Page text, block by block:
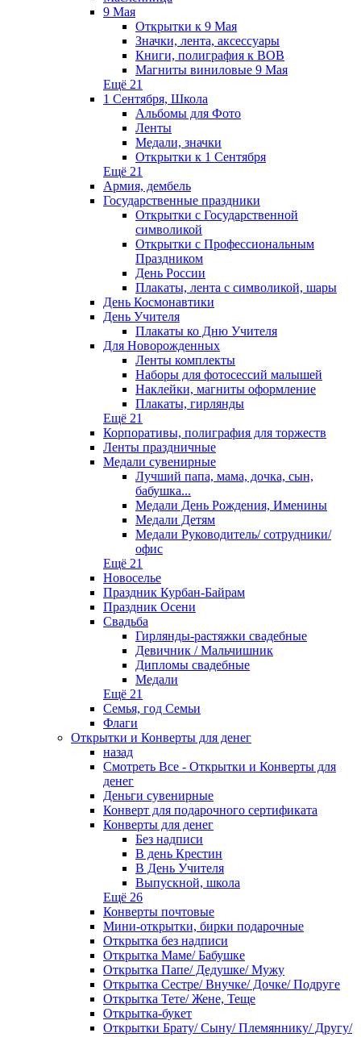
9 Мая
Открытки к 9 Мая
Значки, лента, аксессуары
Книги, полиграфия к ВОВ
Магниты виниловые 9 Мая
Ещё 21
1 Сентября, Школа
Альбомы для Фото
Ленты
Медали, значки
Открытки к 1 Сентября
Ещё 21
Армия, дембель
Государственные праздники
Открытки с Государственной
символикой
Открытки с Профессиональным
Праздником
День России
Плакаты, лента с символикой, шары
День Космонавтики
День Учителя
Плакаты ко Дню Учителя
Для Новорожденных
Ленты комплекты
Наборы для фотосессий малышей
Наклейки, магниты оформление
Плакаты, гирлянды
Ещё 21
Корпоративы, полиграфия для торжеств
Ленты праздничные
Медали сувенирные
Лучший папа, мама, дочка, сын,
бабушка...
Медали День Рождения, Именины
Медали Детям
Медали Руководитель/ сотрудники/
офис
Ещё 21
Новоселье
Праздник Курбан-Байрам
Праздник Осени
Свадьба
Гирлянды-растяжки свадебные
Девичник / Мальчишник
Дипломы свадебные
Медали
Ещё 21
Семья, год Семьи
Флаги
Открытки и Конверты для денег
назад
Смотреть Все - Открытки и Конверты для
денег
Деньги сувенирные
Конверт для подарочного сертификата
Конверты для денег
Без надписи
В день Крестин
В День Учителя
Выпускной, школа
Ещё 26
Конверты почтовые
Мини-открытки, бирки подарочные
Открытка без надписи
Открытка Маме/ Бабушке
Открытка Папе/ Дедушке/ Мужу
Открытка Сестре/ Внучке/ Дочке/ Подруге
Открытка Тете/ Жене, Теще
Открытка-букет
Открытки Брату/ Сыну/ Племяннику/ Другу/